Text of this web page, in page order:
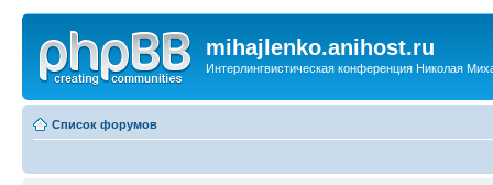
mihajlenko.anihost.ru
Интерлингвистическая конференция Николая
Список форумов